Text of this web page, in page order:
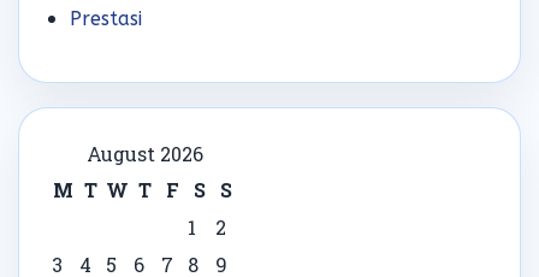
Prestasi
August 2026
M T W T F S
S
1
2
3
4 5 6 7 8
9